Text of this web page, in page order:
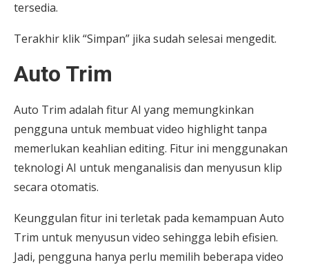
tersedia.
Terakhir klik “Simpan” jika sudah selesai mengedit.
Auto Trim
Auto Trim adalah fitur AI yang memungkinkan
pengguna untuk membuat video highlight tanpa
memerlukan keahlian editing. Fitur ini menggunakan
teknologi AI untuk menganalisis dan menyusun klip
secara otomatis.
Keunggulan fitur ini terletak pada kemampuan Auto
Trim untuk menyusun video sehingga lebih efisien.
Jadi, pengguna hanya perlu memilih beberapa video